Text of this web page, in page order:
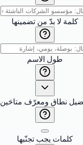
كلمة لا بدّ من تضمينها
طول الاسم
نطاق ومعرّف متاحَين
كلمات يجب تجنّبها